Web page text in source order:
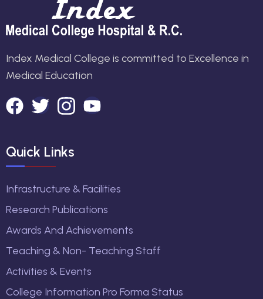
Index Medical College is committed to Excellence in
Medical Education
Quick Links
Infrastructure & Facilities
Research Publications
Awards And Achievements
Teaching & Non- Teaching Staff
Activities & Events
College Information Pro Forma Status